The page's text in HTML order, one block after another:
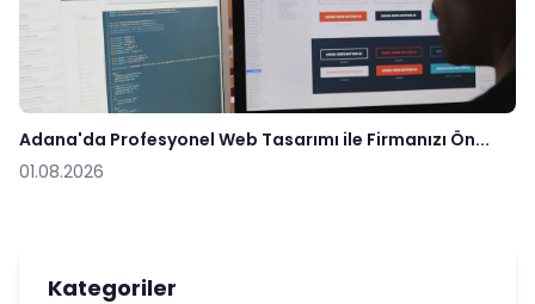
Adana'da Profesyonel Web Tasarımı ile Firmanızı Ön...
01.08.2026
Kategoriler